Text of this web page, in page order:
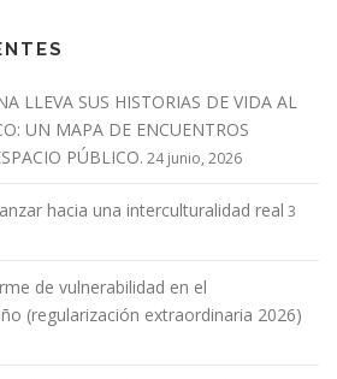
LLEVA SUS HISTORIAS DE VIDA AL
UN MAPA DE ENCUENTROS
PÚBLICO. 24 junio, 2026
hacia una interculturalidad real 3
de vulnerabilidad en el
(regularización extraordinaria 2026)